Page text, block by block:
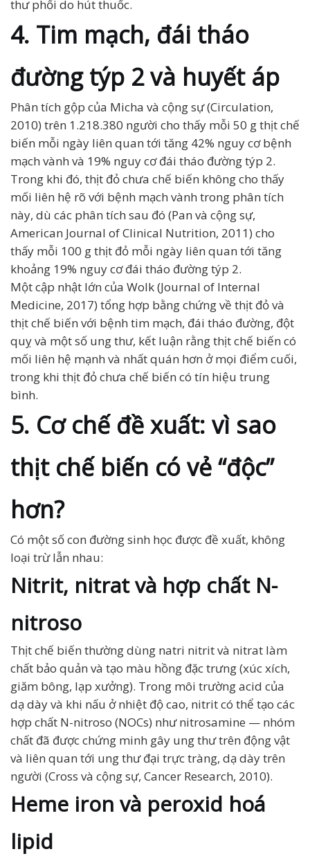
thư phổi do hút thuốc.
4. Tim mạch, đái tháo
đường týp 2 và huyết áp
Phân tích gộp của Micha và cộng sự (Circulation,
2010) trên 1.218.380 người cho thấy mỗi 50 g thịt chế
biến mỗi ngày liên quan tới tăng 42% nguy cơ bệnh
mạch vành và 19% nguy cơ đái tháo đường týp 2.
Trong khi đó, thịt đỏ chưa chế biến không cho thấy
mối liên hệ rõ với bệnh mạch vành trong phân tích
này, dù các phân tích sau đó (Pan và cộng sự,
American Journal of Clinical Nutrition, 2011) cho
thấy mỗi 100 g thịt đỏ mỗi ngày liên quan tới tăng
khoảng 19% nguy cơ đái tháo đường týp 2.
Một cập nhật lớn của Wolk (Journal of Internal
Medicine, 2017) tổng hợp bằng chứng về thịt đỏ và
thịt chế biến với bệnh tim mạch, đái tháo đường, đột
quỵ và một số ung thư, kết luận rằng thịt chế biến có
mối liên hệ mạnh và nhất quán hơn ở mọi điểm cuối,
trong khi thịt đỏ chưa chế biến có tín hiệu trung
bình.
5. Cơ chế đề xuất: vì sao
thịt chế biến có vẻ “độc”
hơn?
Có một số con đường sinh học được đề xuất, không
loại trừ lẫn nhau:
Nitrit, nitrat và hợp chất N-
nitroso
Thịt chế biến thường dùng natri nitrit và nitrat làm
chất bảo quản và tạo màu hồng đặc trưng (xúc xích,
giăm bông, lạp xưởng). Trong môi trường acid của
dạ dày và khi nấu ở nhiệt độ cao, nitrit có thể tạo các
hợp chất N-nitroso (NOCs) như nitrosamine — nhóm
chất đã được chứng minh gây ung thư trên động vật
và liên quan tới ung thư đại trực tràng, dạ dày trên
người (Cross và cộng sự, Cancer Research, 2010).
Heme iron và peroxid hoá
lipid